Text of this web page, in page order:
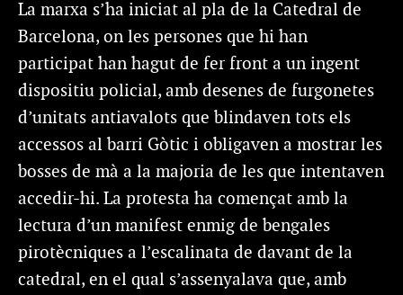
La marxa s’ha iniciat al pla de la Catedral de
Barcelona, on les persones que hi han
participat han hagut de fer front a un ingent
dispositiu policial, amb desenes de furgonetes
d’unitats antiavalots que blindaven tots els
accessos al barri Gòtic i obligaven a mostrar les
bosses de mà a la majoria de les que intentaven
accedir-hi. La protesta ha començat amb la
lectura d’un manifest enmig de bengales
pirotècniques a l’escalinata de davant de la
catedral, en el qual s’assenyalava que, amb